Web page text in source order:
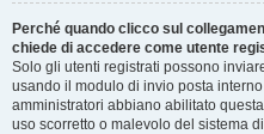
Perché quando clicco sul
chiede di accedere come utente
Solo gli utenti registrati possono
usando il modulo di invio posta
amministratori abbiano abilitato
uso scorretto o malevolo del sistema